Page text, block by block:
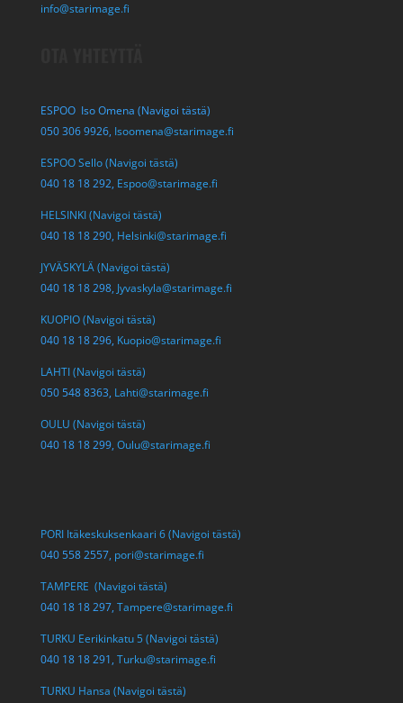
info@starimage.fi
ESPOO Iso Omena (Navigoi tästä)
050 306 9926, Isoomena@starimage.fi
ESPOO Sello (Navigoi tästä)
040 18 18 292, Espoo@starimage.fi
HELSINKI (Navigoi tästä)
040 18 18 290, Helsinki@starimage.fi
JYVÄSKYLÄ (Navigoi tästä)
040 18 18 298, Jyvaskyla@starimage.fi
KUOPIO (Navigoi tästä)
040 18 18 296, Kuopio@starimage.fi
LAHTI (Navigoi tästä)
050 548 8363, Lahti@starimage.fi
OULU (Navigoi tästä)
040 18 18 299, Oulu@starimage.fi
PORI Itäkeskuksenkaari 6 (Navigoi tästä)
040 558 2557, pori@starimage.fi
TAMPERE (Navigoi tästä)
040 18 18 297, Tampere@starimage.fi
TURKU Eerikinkatu 5 (Navigoi tästä)
040 18 18 291, Turku@starimage.fi
TURKU Hansa (Navigoi tästä)